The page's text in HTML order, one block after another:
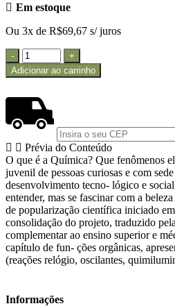
Em estoque
Ou 3x de R$69,67 s/ juros
Adicionar ao carrinho
Prévia do Conteúdo
O que é a Química? Que fenômenos
juvenil de pessoas curiosas e com
desenvolvimento tecno- lógico e
entender, mas se fascinar com a
de popularização científica iniciado
consolidação do projeto, traduzido
complementar ao ensino superior e
capítulo de fun- ções orgânicas,
(reações relógio, oscilantes,
Informações